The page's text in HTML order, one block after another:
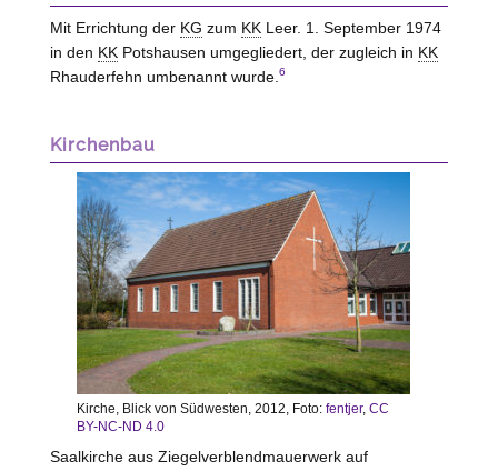
Mit Errichtung der KG zum KKLeer. 1. September 1974
in den KKPotshausen umgegliedert, der zugleich in KK
Rhauderfehn umbenannt wurde. 6
Kirchenbau
Kirche, Blick von Südwesten, 2012, Foto: fentjer, CC
BY-NC-ND 4.0
Saalkirche aus Ziegelverblendmauerwerk auf